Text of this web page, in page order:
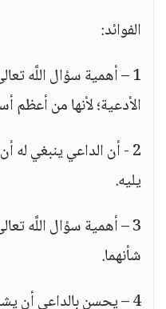
الفوائد:
1 – أهمية سؤال اللَّه
الأدعية؛ لأنها من أعظم
2 - أن الداعي ينبغي له
يليه.
3 – أهمية سؤال اللَّه
شأنهما.
4 – يحسن بالداعي أن يشرك إخوانه المؤمنين بالدعاء.